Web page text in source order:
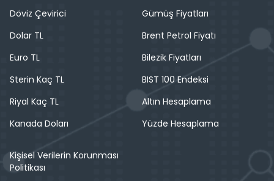
Döviz Çevirici
Dolar TL
Euro TL
Sterin Kaç TL
Riyal Kaç TL
Kanada Doları
Gümüş Fiyatları
Brent Petrol Fiyatı
Bilezik Fiyatları
BIST 100 Endeksi
Altın Hesaplama
Yüzde Hesaplama
Kişisel Verilerin Korunması
Politikası